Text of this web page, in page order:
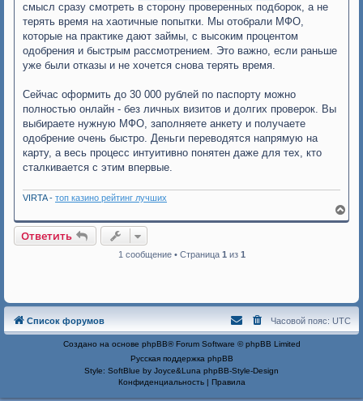
е
н
и
е
смысл сразу смотреть в сторону проверенных подборок, а не
терять время на хаотичные попытки. Мы отобрали МФО,
которые на практике дают займы, с высоким процентом
одобрения и быстрым рассмотрением. Это важно, если раньше
уже были отказы и не хочется снова терять время.
Сейчас оформить до 30 000 рублей по паспорту можно
полностью онлайн - без личных визитов и долгих проверок. Вы
выбираете нужную МФО, заполняете анкету и получаете
одобрение очень быстро. Деньги переводятся напрямую на
карту, а весь процесс интуитивно понятен даже для тех, кто
сталкивается с этим впервые.
VIRTA - топ казино рейтинг лучших
е
к
н
а
Ответить
1 сообщение • Страница 1 из 1
Список форумов Часовой пояс: UTC
Создано на основе phpBB® Forum Software © phpBB Limited
Русская поддержка phpBB
Style: SoftBlue by Joyce&Luna phpBB-Style-Design
Конфиденциальность| Правила